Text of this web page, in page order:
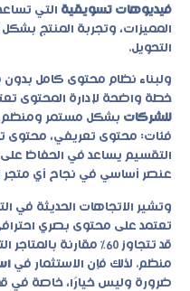
فيديوهات تسويقية التي
المميزات، وتجربة المنتج
التحويل.
ولبناء نظام محتوى كامل بدون
خطة واضحة لإدارة المحتوى
للشركات بشكل مستمر ومنظم،
فئات: محتوى تعريفي، محتوى
التقسيم يساعد في الحفاظ على
عنصر أساسي في نجاح أي متجر
وتشير الاتجاهات الحديثة في
تعتمد على محتوى بصري
قد تتجاوز 60% مقارنة
منظم. لذلك فإن الاستثمار في
ضرورة وليس خيارًا، خاصة في